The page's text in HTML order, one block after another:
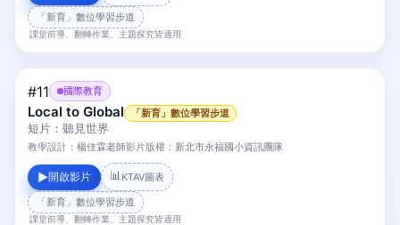
「新育」數位學習步道
課堂前導、翻轉作業、主題探究皆適用
#11 國際教育
Local to Global 「新育」數位學習步道
短片：聽見世界
教學設計： 楊佳霖老師影片版權： 新北市永福國小資訊團隊
▶開啟影片 📊 KTAV圖表
「新育」數位學習步道
課堂前導、翻轉作業、主題探究皆適用